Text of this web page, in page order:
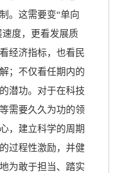
。这需要变“单向
速度，更看发展质
经济指标，也看民
；不仅看任期内的
潜功。对于在科技
需要久久为功的领
，建立科学的周期
过程性激励，并健
为敢于担当、踏实